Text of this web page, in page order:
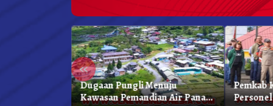
«
Dugaan Pungli Menuju
Kawasan Pemandian Air Panas
Pemkab